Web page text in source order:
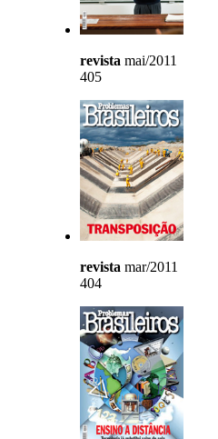
revista mai/2011
405
revista mar/2011
404